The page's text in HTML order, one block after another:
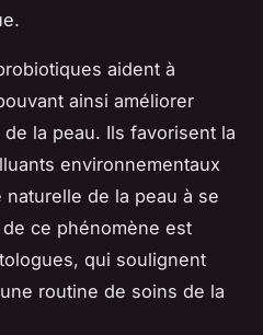
aident à
ainsi améliorer
de la peau. Ils favorisent la
environnementaux
de la peau à se
de ce phénomène est
qui soulignent
routine de soins de la